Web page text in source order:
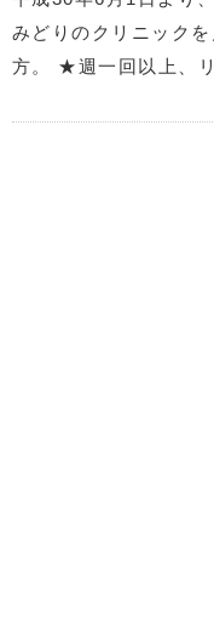
みどりのクリニック
方。 ★週一回以上、